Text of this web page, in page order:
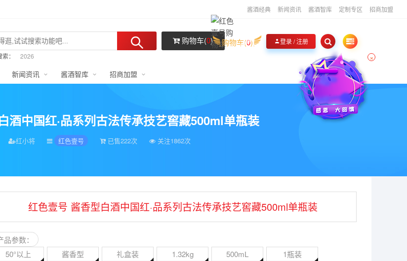
酱酒经典 新闻资讯 酱酒智库 定制专区 招商加盟
购物车(0)
：
2026
购物车(0) 登录 / 注册
新闻资讯 酱酒智库 招商加盟
酒中国红·品系列古法传承技艺窖藏500ml单瓶装
红小将 红色壹号 已售222次 关注1862次
红色壹号 酱香型白酒中国红·品系列古法传承技艺窖藏500ml单瓶装
品参数：
50°以上
酱香型 礼盒装 1.32kg 500mL 1瓶装
×